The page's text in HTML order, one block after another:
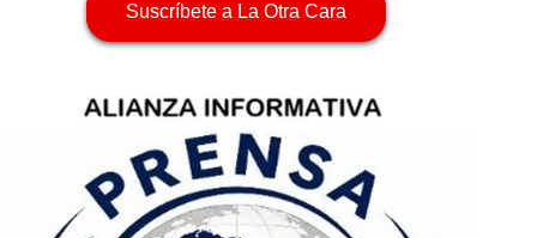
Suscríbete a La Otra Cara